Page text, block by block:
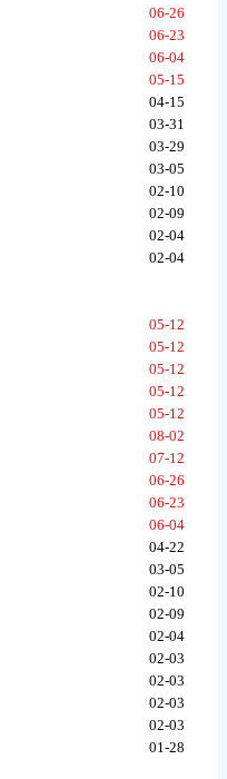
06-26
06-23
06-04
05-15
04-15
03-31
03-29
03-05
02-10
02-09
02-04
02-04
05-12
05-12
05-12
05-12
05-12
08-02
07-12
06-26
06-23
06-04
04-22
03-05
02-10
02-09
02-04
02-03
02-03
02-03
02-03
01-28